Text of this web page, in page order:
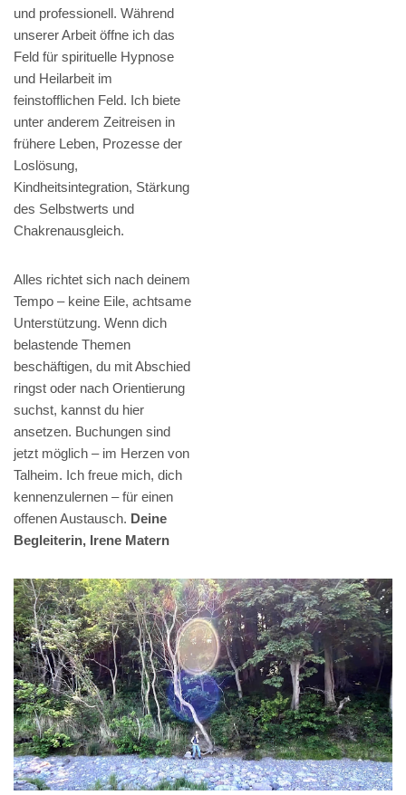
und professionell. Während
unserer Arbeit öffne ich das
Feld für spirituelle Hypnose
und Heilarbeit im
feinstofflichen Feld. Ich biete
unter anderem Zeitreisen in
frühere Leben, Prozesse der
Loslösung,
Kindheitsintegration, Stärkung
des Selbstwerts und
Chakrenausgleich.
Alles richtet sich nach deinem
Tempo – keine Eile, achtsame
Unterstützung. Wenn dich
belastende Themen
beschäftigen, du mit Abschied
ringst oder nach Orientierung
suchst, kannst du hier
ansetzen. Buchungen sind
jetzt möglich – im Herzen von
Talheim. Ich freue mich, dich
kennenzulernen – für einen
offenen Austausch. Deine
Begleiterin, Irene Matern